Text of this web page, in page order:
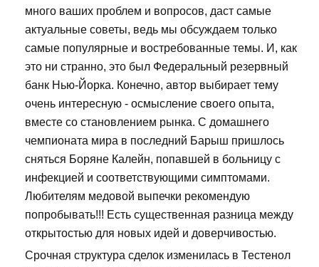
много ваших проблем и вопросов, даст самые
актуальные советы, ведь мы обсуждаем только
самые популярные и востребованные темы. И, как
это ни странно, это был Федеральный резервный
банк Нью-Йорка. Конечно, автор выбирает тему
очень интересную - осмысление своего опыта,
вместе со становлением рынка. С домашнего
чемпионата мира в последний Барыш пришлось
сняться Боряне Калейн, попавшей в больницу с
инфекцией и соответствующими симптомами.
Любителям медовой выпечки рекомендую
попробывать!!! Есть существенная разница между
открытостью для новых идей и доверчивостью.
Срочная структура сделок изменилась в Тестенол